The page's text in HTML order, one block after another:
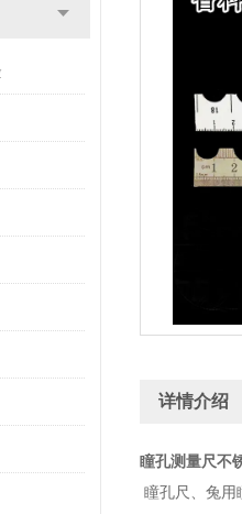
详情介绍
瞳孔测量尺不
瞳孔尺、兔